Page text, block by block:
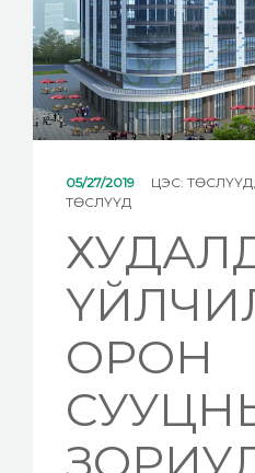
МЭДЭЭ
ХОЛБОО БАРИХ
05/27/2019 ЦЭС: ТӨСЛҮҮД
ТӨСЛҮҮД
ОРОН